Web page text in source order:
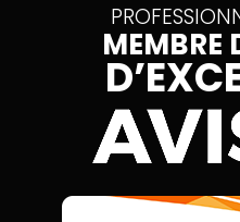
MEMBRE